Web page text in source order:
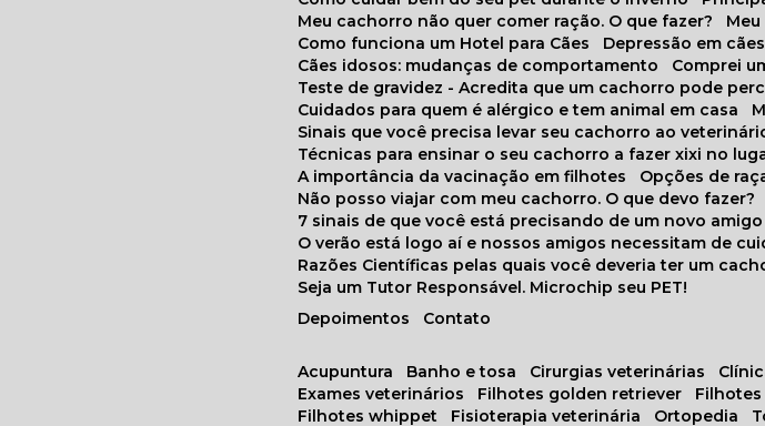
Depoimentos
Meu cachorro não quer comer ração. O que fazer?
Como funciona um Hotel para Cães
Depressão em
Cães idosos: mudanças de comportamento
Comprei
Teste de gravidez - Acredita que um cachorro pode
Cuidados para quem é alérgico e tem animal em casa
Sinais que você precisa levar seu cachorro ao
Técnicas para ensinar o seu cachorro a fazer xixi no
A importância da vacinação em filhotes
Opções de
Não posso viajar com meu cachorro. O que devo fazer?
7 sinais de que você está precisando de um novo amigo
O verão está logo aí e nossos amigos necessitam de
Razões Científicas pelas quais você deveria ter um
Seja um Tutor Responsável. Microchip seu PET!
Contato
acupuntura banho e tosa cirurgias veterinárias
exames veterinários
filhotes golden retriever
filhotes whippet
fisioterapia veterinária ortopedia